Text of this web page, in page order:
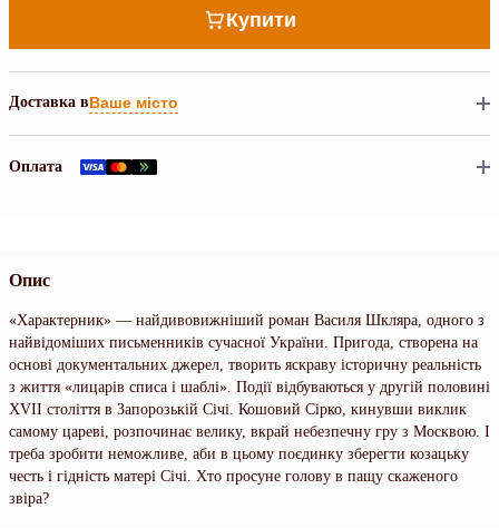
Купити
Доставка вВаше місто
Оплата
Опис
«Характерник» — найдивовижніший роман Василя Шкляра, одного з
найвідоміших письменників сучасної України. Пригода, створена на
основі документальних джерел, творить яскраву історичну реальність
з життя «лицарів списа і шаблі». Події відбуваються у другій половині
ХVІІ століття в Запорозькій Січі. Кошовий Сірко, кинувши виклик
самому цареві, розпочинає велику, вкрай небезпечну гру з Москвою. І
треба зробити неможливе, аби в цьому поєдинку зберегти козацьку
честь і гідність матері Січі. Хто просуне голову в пащу скаженого
звіра?